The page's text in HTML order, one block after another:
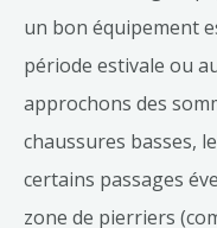
un bon équipement
période estivale ou
approchons des
chaussures basses,
certains passages
zone de pierriers